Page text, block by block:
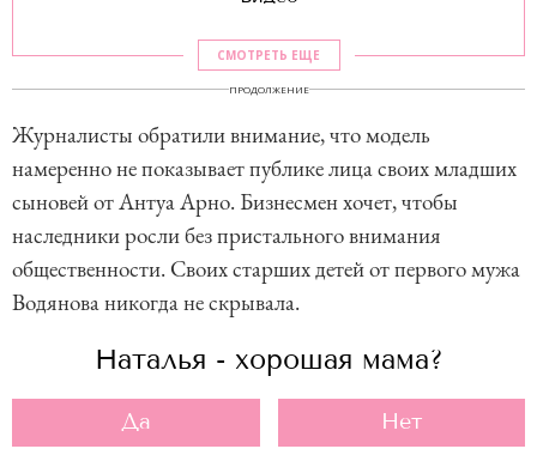
СМОТРЕТЬ ЕЩЕ
ПРОДОЛЖЕНИЕ
Журналисты обратили внимание, что модель
намеренно не показывает публике лица своих младших
сыновей от Антуа Арно. Бизнесмен хочет, чтобы
наследники росли без пристального внимания
общественности. Своих старших детей от первого мужа
Водянова никогда не скрывала.
Наталья - хорошая мама?
Да Нет